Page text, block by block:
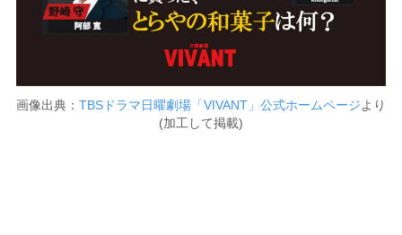
画像出典： TBSドラマ日曜劇場「VIVANT」公式ホームページより
(加工して掲載)